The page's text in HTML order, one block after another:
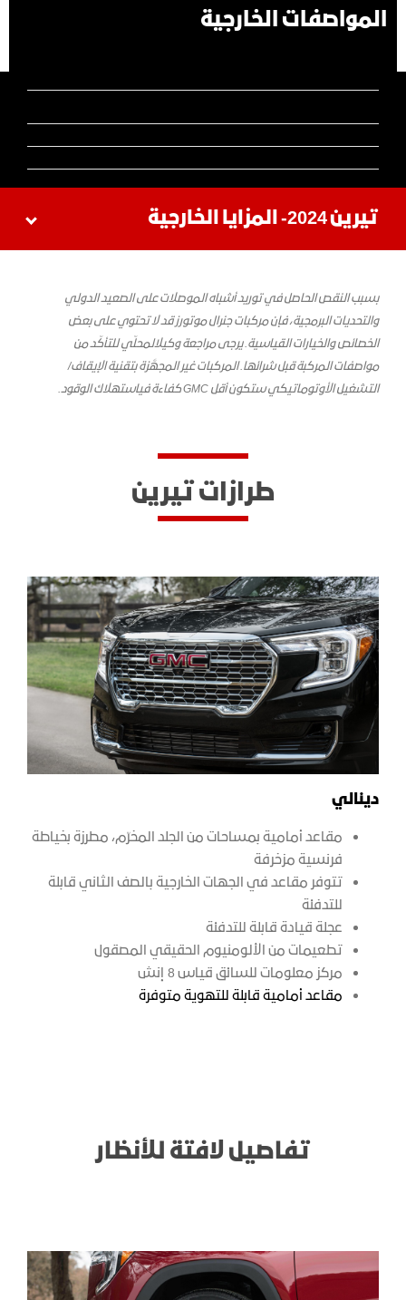
المواصفات الخارجية
تيرين 2024- المزايا الخارجية
بسبب النقص الحاصل في توريد أشباه الموصلات على الصعيد الدولي
والتحديات البرمجية، فإن مركبات جنرال موتورز قد لا تحتوي على بعض
الخصائص والخيارات القياسية. يرجى مراجعة وكيلالمحلّي للتأكّد من
مواصفات المركبة قبل شرائها. المركبات غير المجهَّزة بتقنية الإيقاف/
التشغيل الأوتوماتيكيستكونأقل GMC كفاءةفياستهلاك الوقود.
طرازات تيرين
دينالي
مقاعد أمامية بمساحات من الجلد المخرّم، مطرزة بخياطة
فرنسية مزخرفة
تتوفر مقاعد في الجهات الخارجية بالصف الثاني قابلة
للتدفئة
عجلة قيادة قابلة للتدفئة
تطعيمات من الألومنيوم الحقيقي المصقول
مركز معلومات للسائق قياس 8 إنش
مقاعد أمامية قابلة للتهوية متوفرة
تفاصيل لافتة للأنظار